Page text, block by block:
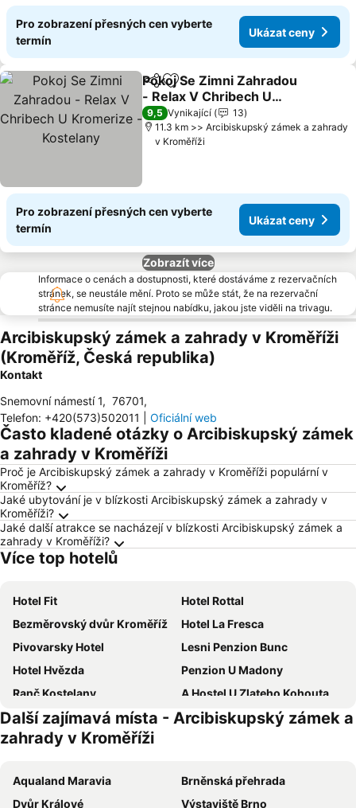
Pro zobrazení přesných cen vyberte
termín
Ukázat ceny
SdíletPřidat na seznam oblíbených
Pokoj Se Zimni Zahradou
- Relax V Chribech U
Kromerize - Kostelany
Ukázat ceny
9,5 Vynikající
13
11.3 km >> Arcibiskupský zámek a zahrady
v Kroměříži
Pro zobrazení přesných cen vyberte
termín
Ukázat ceny
Zobrazít více
Informace o cenách a dostupnosti, které dostáváme z rezervačních
stránek, se neustále mění. Proto se může stát, že na rezervační
stránce nemusíte najít stejnou nabídku, jakou jste viděli na trivagu.
Arcibiskupský zámek a zahrady v Kroměříži
(Kroměříž, Česká republika)
Kontakt
Snemovní námestí 1, 76701,
Telefon: +420(573)502011 Oficiální web
Často kladené otázky o Arcibiskupský zámek
a zahrady v Kroměříži
Proč je Arcibiskupský zámek a zahrady v Kroměříži populární v
Kroměříž?
Jaké ubytování je v blízkosti Arcibiskupský zámek a zahrady v
Kroměříži?
Jaké další atrakce se nacházejí v blízkosti Arcibiskupský zámek a
zahrady v Kroměříži?
Více top hotelů
Hotel Fit
Hotel Rottal
Bezměrovský dvůr Kroměříž
Hotel La Fresca
Pivovarsky Hotel
Lesni Penzion Bunc
Hotel Hvězda
Penzion U Madony
Ranč Kostelany
A Hostel U Zlateho Kohouta
Hotel Harmony Medical & Wellness-Free Parking, 1,8km from the center
Hotel Bouček
Penzion Pod Kaštany Kvasice
Hotel Purkmistr
Hotel Octarna - Free parking
Další zajímavá místa - Arcibiskupský zámek a
zahrady v Kroměříži
Aqualand Maravia
Brněnská přehrada
Dvůr Králové
Výstaviště Brno